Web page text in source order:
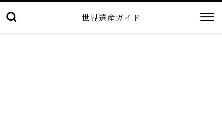
世界遺産ガイド